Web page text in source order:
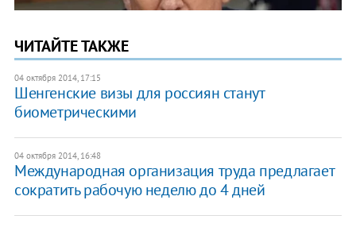
ЧИТАЙТЕ ТАКЖЕ
04 октября 2014, 17:15
Шенгенские визы для россиян станут
биометрическими
04 октября 2014, 16:48
Международная организация труда предлагает
сократить рабочую неделю до 4 дней